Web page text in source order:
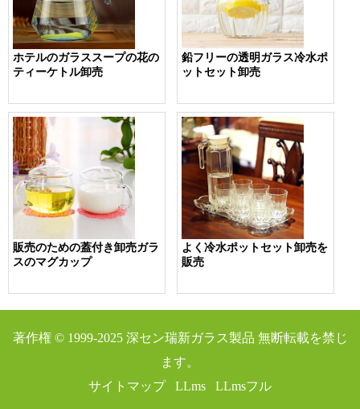
ホテルのガラススープの花の
ティーケトル卸売
鉛フリーの透明ガラス冷水ポ
ットセット卸売
販売のための蓋付き卸売ガラ
スのマグカップ
よく冷水ポットセット卸売を
販売
著作権 © 1999-2025 深セン瑞新ガラス製品 無断転載を禁じ
ます。
サイトマップ
LLms LLmsフル